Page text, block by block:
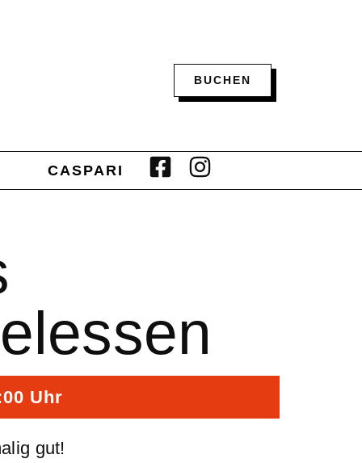
BUCHEN
CASPARI
Uhr
gut!